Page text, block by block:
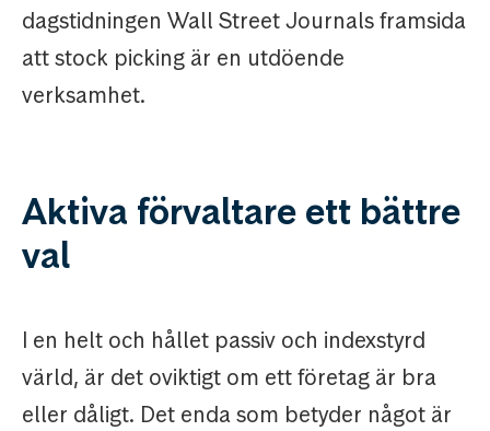
dagstidningen Wall Street Journals framsida
att stock picking är en utdöende
verksamhet.
Aktiva förvaltare ett bättre
val
I en helt och hållet passiv och indexstyrd
värld, är det oviktigt om ett företag är bra
eller dåligt. Det enda som betyder något är